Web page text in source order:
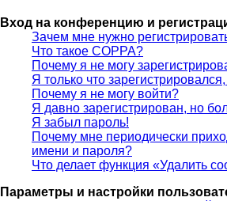
Вход на конференцию и
Зачем мне нужно
Что такое COPPA?
Почему я не могу
Я только что
Почему я не могу войти?
Я давно зарегистрирован, но
Я забыл пароль!
Почему мне периодически
имени и пароля?
Что делает функция «Удалить
Параметры и настройки